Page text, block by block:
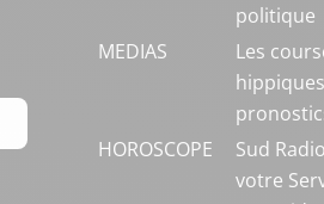
politique
MEDIAS
Les
HOROSCOPE
Sud
votre